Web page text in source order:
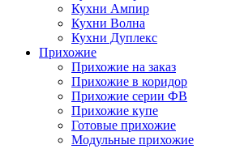
Кухни Ампир
Кухни Волна
Кухни Дуплекс
Прихожие
Прихожие на заказ
Прихожие в коридор
Прихожие серии ФВ
Прихожие купе
Готовые прихожие
Модульные прихожие